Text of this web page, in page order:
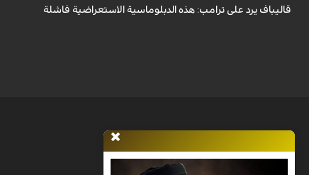
قاليباف يرد على ترامب: هذه الدبلوماسية الاستعراضية فاشلة